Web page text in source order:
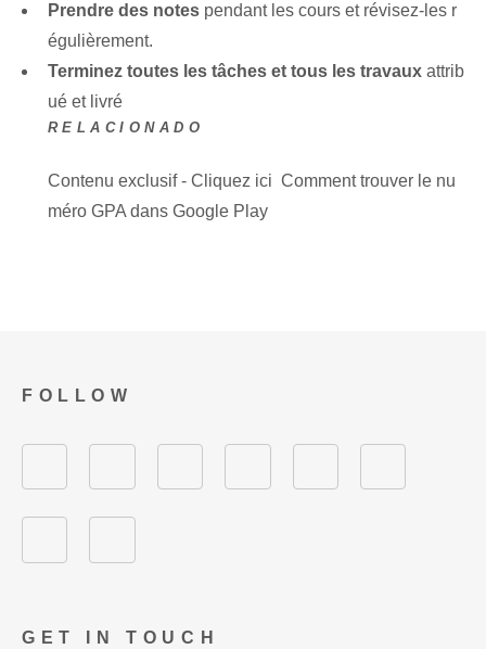
Prendre des notes pendant les cours et révisez-les r
égulièrement.
Terminez toutes les tâches et tous les travaux attrib
ué et livré
RELACIONADO
Contenu exclusif - Cliquez ici Comment trouver le nu
méro GPA dans Google Play
GET IN TOUCH
FOLLOW